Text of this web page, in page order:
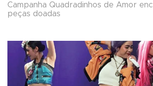
Campanha Quadradinhos de Amor
peças doadas